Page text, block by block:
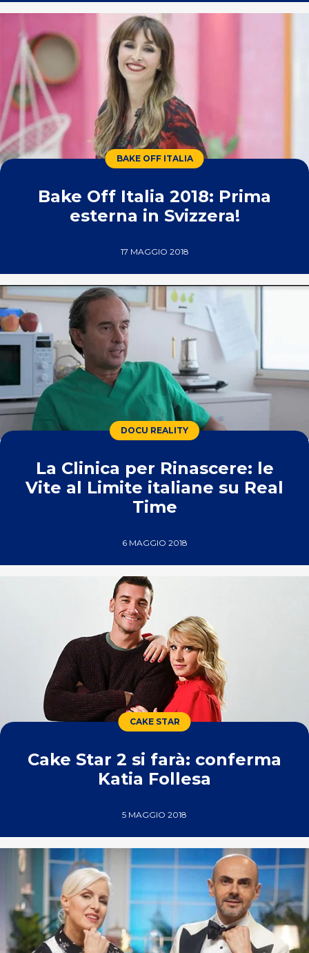
BAKE OFF ITALIA
Bake Off Italia 2018: Prima
esterna in Svizzera!
17 MAGGIO 2018
DOCU REALITY
La Clinica per Rinascere: le
Vite al Limite italiane su Real
Time
6 MAGGIO 2018
CAKE STAR
Cake Star 2 si farà: conferma
Katia Follesa
5 MAGGIO 2018